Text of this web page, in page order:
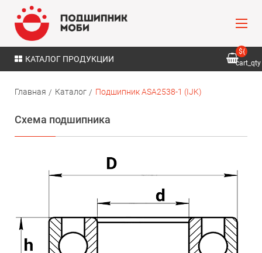
КАТАЛОГ ПРОДУКЦИИ
${
cart_qty
Главная Каталог Подшипник ASA2538-1 (IJK)
Схема подшипника